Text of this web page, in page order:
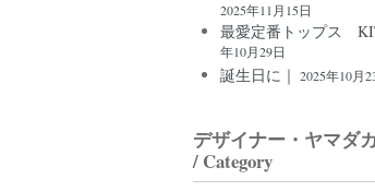
2025年11月15日
最愛定番トップス
年10月29日
誕生日に｜ 2025年10月
デザイナー・ヤマダ
/ Category